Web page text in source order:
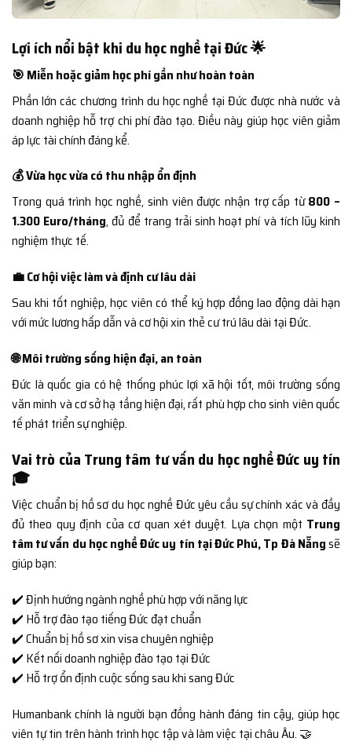
Lợi ích nổi bật khi du học nghề tại Đức 🌟
🎯 Miễn hoặc giảm học phí gần như hoàn toàn
Phần lớn các chương trình du học nghề tại Đức được nhà nước và
doanh nghiệp hỗ trợ chi phí đào tạo. Điều này giúp học viên giảm
áp lực tài chính đáng kể.
💰 Vừa học vừa có thu nhập ổn định
Trong quá trình học nghề, sinh viên được nhận trợ cấp từ800 –
1.300 Euro/tháng, đủ để trang trải sinh hoạt phí và tích lũy kinh
nghiệm thực tế.
💼 Cơ hội việc làm và định cư lâu dài
Sau khi tốt nghiệp, học viên có thể ký hợp đồng lao động dài hạn
với mức lương hấp dẫn và cơ hội xin thẻ cư trú lâu dài tại Đức.
🌐 Môi trường sống hiện đại, an toàn
Đức là quốc gia có hệ thống phúc lợi xã hội tốt, môi trường sống
văn minh và cơ sở hạ tầng hiện đại, rất phù hợp cho sinh viên quốc
tế phát triển sự nghiệp.
Vai trò của Trung tâm tư vấn du học nghề Đức uy tín
🎓
Việc chuẩn bị hồ sơ du học nghề Đức yêu cầu sự chính xác và đầy
đủ theo quy định của cơ quan xét duyệt. Lựa chọn một Trung
tâm tư vấn du học nghề Đức uy tín tại Đức Phú, Tp Đà Nẵngsẽ
giúp bạn:
✔️ Định hướng ngành nghề phù hợp với năng lực
✔️ Hỗ trợ đào tạo tiếng Đức đạt chuẩn
✔️ Chuẩn bị hồ sơ xin visa chuyên nghiệp
✔️ Kết nối doanh nghiệp đào tạo tại Đức
✔️ Hỗ trợ ổn định cuộc sống sau khi sang Đức
Humanbank chính là người bạn đồng hành đáng tin cậy, giúp học
viên tự tin trên hành trình học tập và làm việc tại châu Âu. 🤝